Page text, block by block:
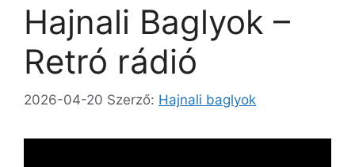
Hajnali Baglyok –
Retró rádió
2026-04-20 Szerző: Hajnali baglyok